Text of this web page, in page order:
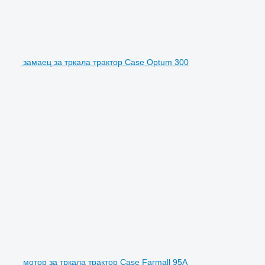
замаец за тркала трактор Case Optum 300
мотор за тркала трактор Case Farmall 95A